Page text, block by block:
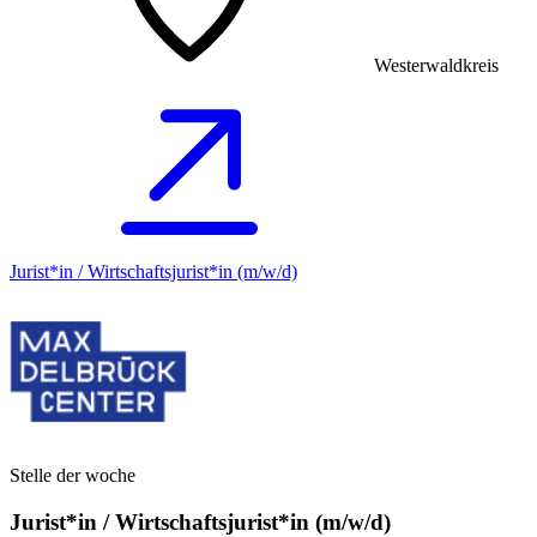
Westerwaldkreis
Jurist*in / Wirtschafts­jurist*in (m/w/d)
Stelle der woche
Jurist*in / Wirtschafts­jurist*in (m/w/d)